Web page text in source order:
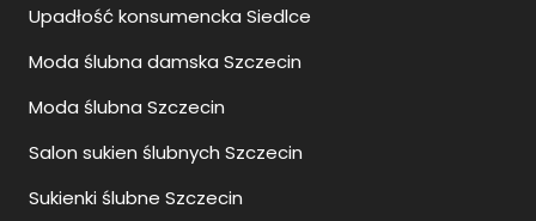
Upadłość konsumencka Siedlce
Moda ślubna damska Szczecin
Moda ślubna Szczecin
Salon sukien ślubnych Szczecin
Sukienki ślubne Szczecin